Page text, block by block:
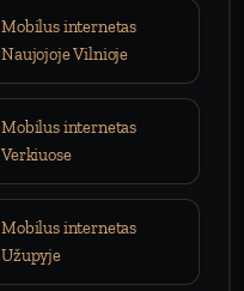
Mobilus internetas
Naujojoje Vilnioje
Mobilus internetas
Verkiuose
Mobilus internetas
Užupyje